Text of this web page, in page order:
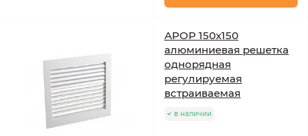
АРОР 150х150
алюминиевая решетка
однорядная
регулируемая
встраиваемая
в наличии